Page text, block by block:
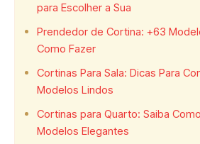
para Escolher a Sua
Prendedor de Cortina: +63
Como Fazer
Cortinas Para Sala: Dicas Para
Modelos Lindos
Cortinas para Quarto: Saiba
Modelos Elegantes